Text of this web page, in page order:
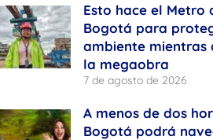
Esto hace el Metro
Bogotá para
ambiente mientras
la megaobra
7 de agosto de 2026
A menos de dos
Bogotá podrá